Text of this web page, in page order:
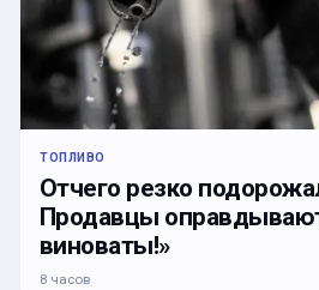
ТОПЛИВО
Отчего резко
Продавцы
виноваты!»
8 часов